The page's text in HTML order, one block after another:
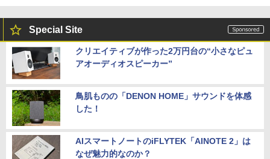
Special Site
クリエイティブが作った2万円台の“小さなピュ
アオーディオスピーカー”
鳥肌ものの「DENON HOME」サウンドを体感
した！
AIスマートノートのiFLYTEK「AINOTE 2」は
なぜ魅力的なのか？